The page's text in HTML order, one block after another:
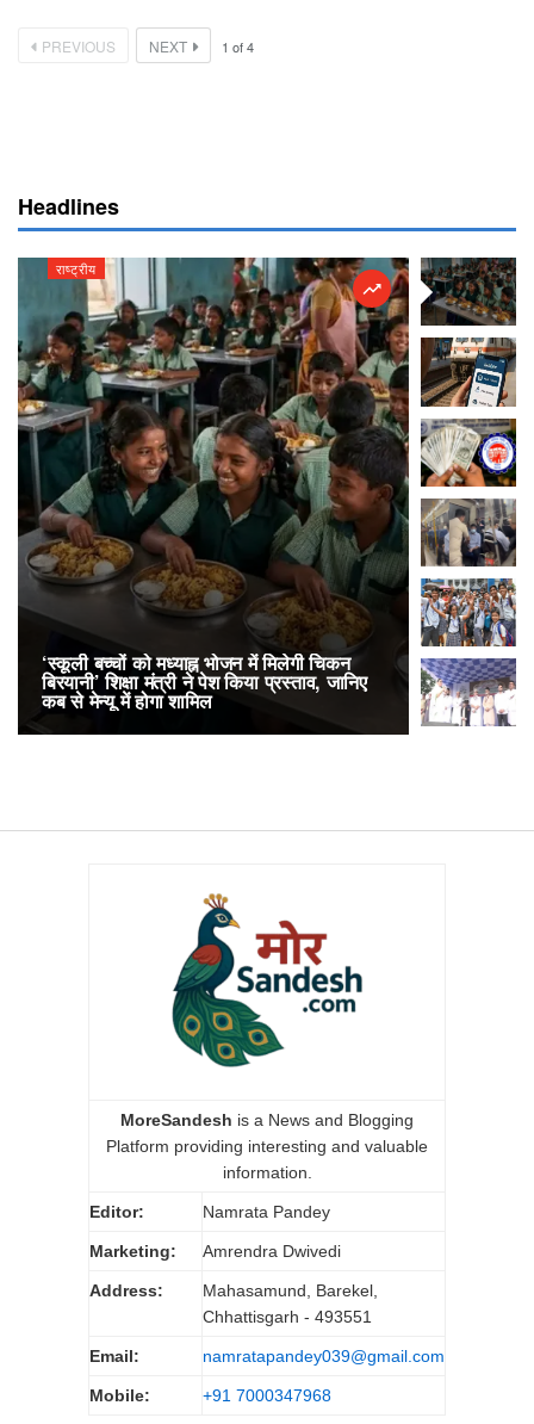
PREVIOUS NEXT 1 of4
Headlines
राष्ट्रीय
‘स्कूली बच्चों को मध्याह्न भोजन में मिलेगी चिकन
बिरयानी’ शिक्षा मंत्री ने पेश किया प्रस्ताव, जानिए
कब से मेन्यू में होगा शामिल
राष्ट्रीय
RailOne
लोकप्रिय,
अनारक्षित
MoreSandesh is a News and Blogging
Platform providing interesting and valuable
information.
Editor: Namrata Pandey
Marketing: Amrendra Dwivedi
Address:
Mahasamund, Barekel,
Chhattisgarh - 493551
Email: namratapandey039@gmail.com
Mobile: +91 7000347968